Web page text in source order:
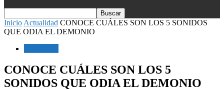
Inicio Actualidad CONOCE CUÁLES SON LOS 5 SONIDOS
QUE ODIA EL DEMONIO
CONOCE CUÁLES SON LOS 5
SONIDOS QUE ODIA EL DEMONIO